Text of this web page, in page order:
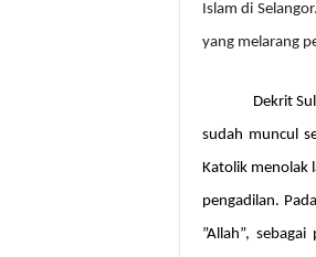
Islam di
yang melarang
Dekrit
sudah muncul
Katolik menolak
pengadilan.
”Allah”,